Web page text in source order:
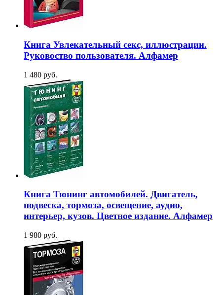
Книга Увлекательный секс, иллюстрации.
Руковоство пользователя. Алфамер
1 480 руб.
Книга Тюнинг автомобилей. Двигатель,
подвеска, тормоза, освещение, аудио,
интерьер, кузов. Цветное издание. Алфамер
1 980 руб.